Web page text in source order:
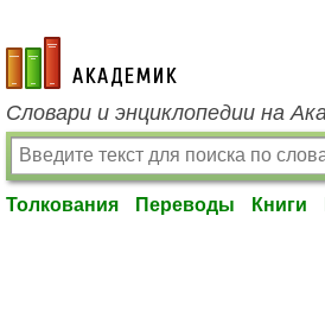
academic.ru
Словари и энциклопедии на
Толкования Переводы Книги